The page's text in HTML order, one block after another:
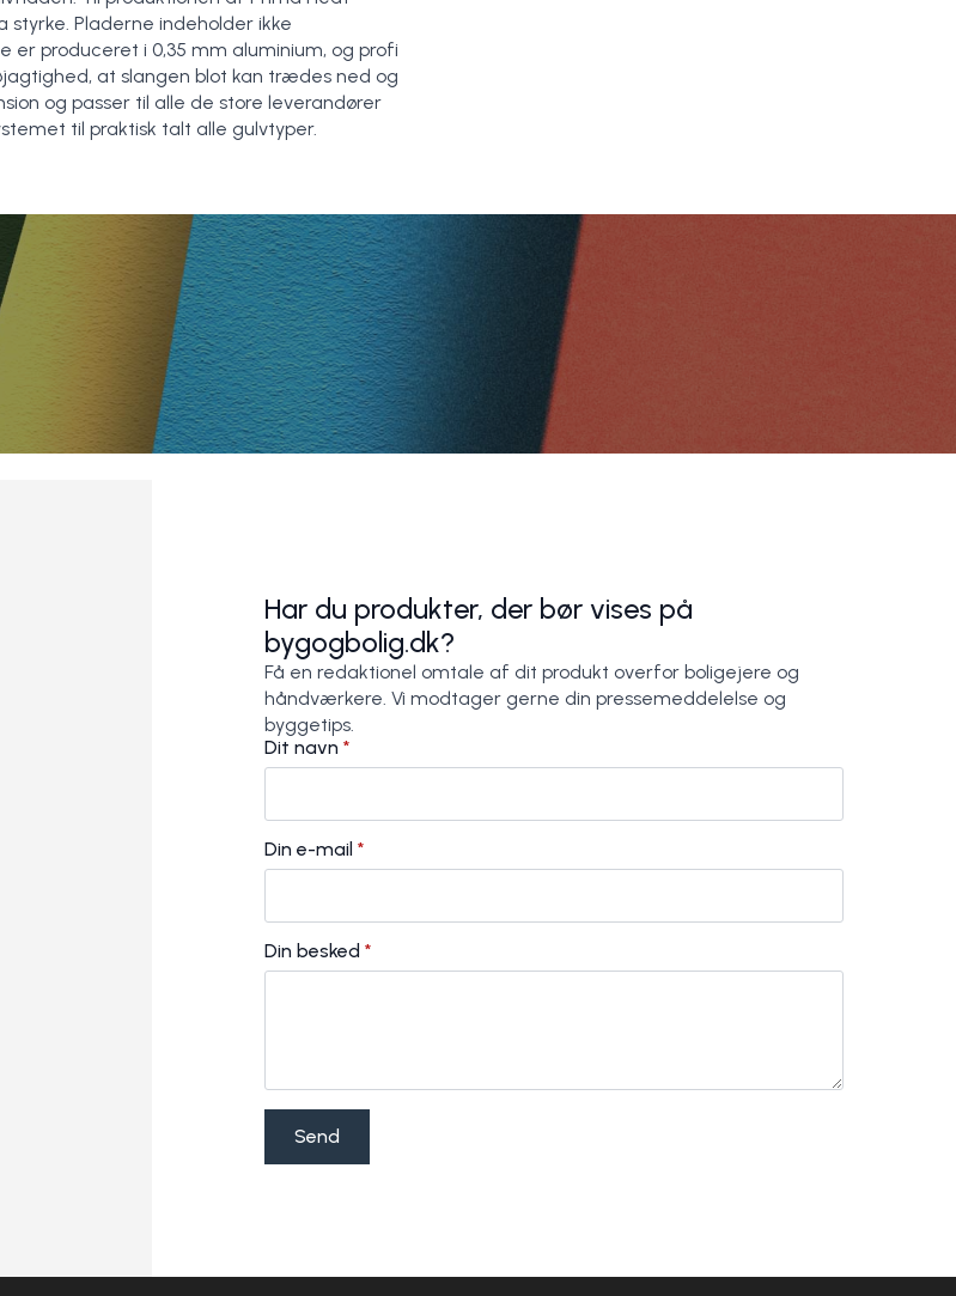
Pladerne indeholder ikke
produceret i 0,35 mm aluminium, og profi
at slangen blot kan trædes ned og
og passer til alle de store leverandører
til praktisk talt alle gulvtyper.
Har du produkter, der bør vises på
bygogbolig.dk?
Få en redaktionel omtale af dit produkt overfor boligejere og
håndværkere. Vi modtager gerne din pressemeddelelse og
byggetips.
Dit navn *
Din e-mail *
Din besked *
Send